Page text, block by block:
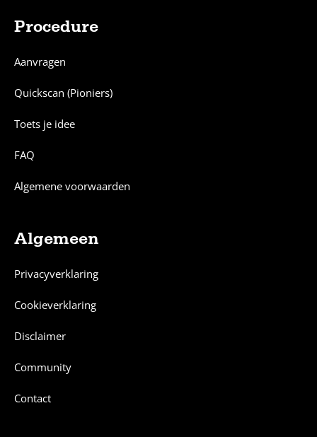
Procedure
Aanvragen
Quickscan (Pioniers)
Toets je idee
FAQ
Algemene voorwaarden
Algemeen
Privacyverklaring
Cookieverklaring
Disclaimer
Community
Contact